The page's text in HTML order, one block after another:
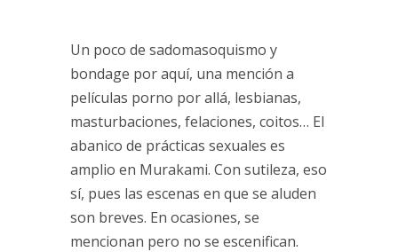
Un poco de sadomasoquismo y
bondage por aquí, una mención a
películas porno por allá, lesbianas,
masturbaciones, felaciones, coitos… El
abanico de prácticas sexuales es
amplio en Murakami. Con sutileza, eso
sí, pues las escenas en que se aluden
son breves. En ocasiones, se
mencionan pero no se escenifican.